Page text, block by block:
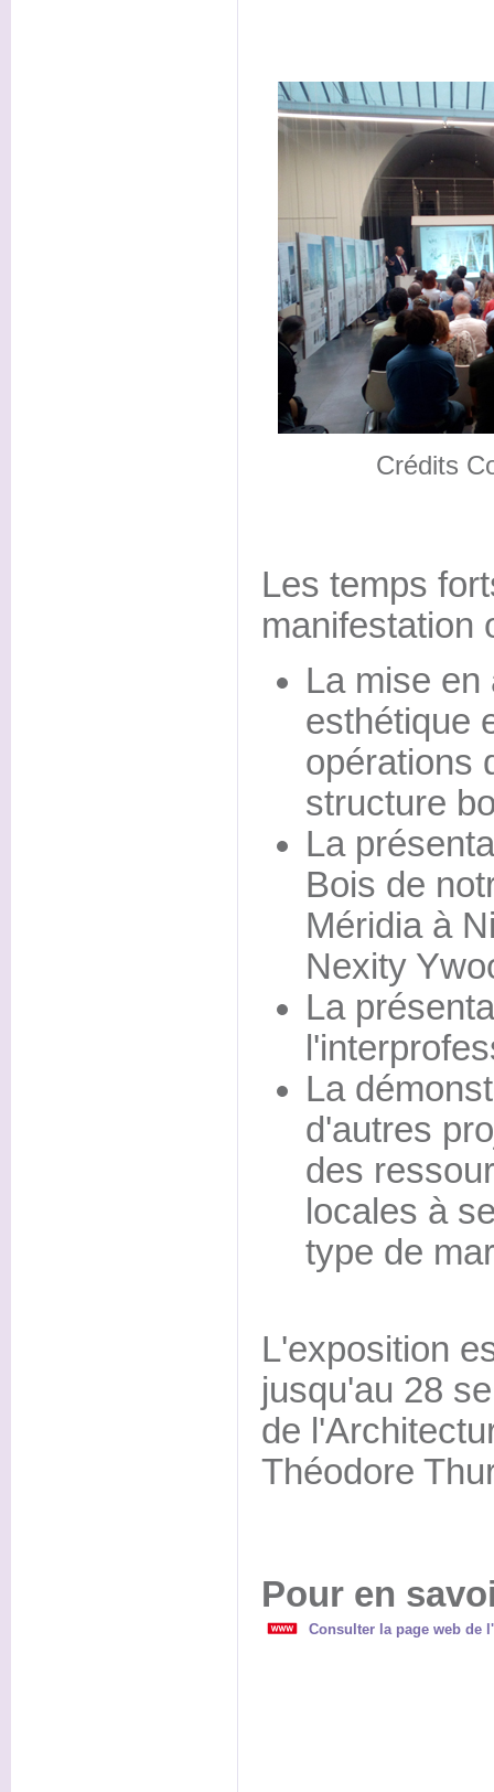
Crédits
Les temps
manifestation
La mise en
esthétique
opérations
structure
La
Bois de
Méridia à
Nexity
La
La
d'autres
des
locales à
type de
L'exposition
jusqu'au 28
de
Théodore
Pour en
Consulter la page web de